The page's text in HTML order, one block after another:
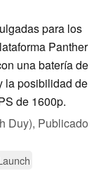
para los
Panther
una batería de
la posibilidad de
de 1600p.
Duy), Publicado